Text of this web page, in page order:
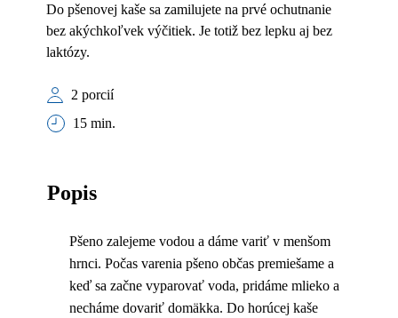
Do pšenovej kaše sa zamilujete na prvé ochutnanie
bez akýchkoľvek výčitiek. Je totiž bez lepku aj bez
laktózy.
2 porcií
15 min.
Popis
Pšeno zalejeme vodou a dáme variť v menšom
hrnci. Počas varenia pšeno občas premiešame a
keď sa začne vyparovať voda, pridáme mlieko a
necháme dovariť domäkka. Do horúcej kaše